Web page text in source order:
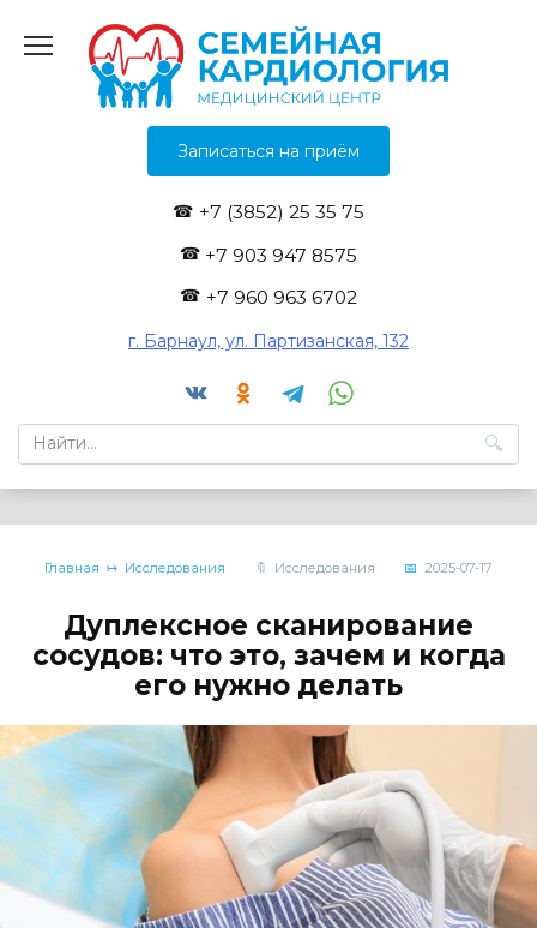
содержанию
Записаться на приём
+7 (3852) 25 35 75
+7 903 947 8575
+7 960 963 6702
г. Барнаул, ул. Партизанская, 132
Search
for:
Главная Исследования Исследования 2025-07-17
Дуплексное сканирование
сосудов: что это, зачем и когда
его нужно делать